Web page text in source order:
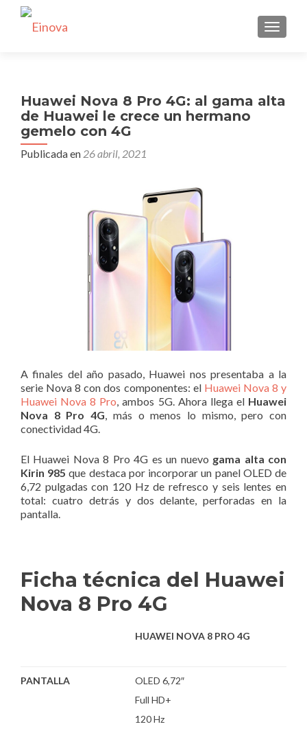
Huawei Nova 8 Pro 4G: al gama alta
de Huawei le crece un hermano
gemelo con 4G
Publicada en 26 abril, 2021
A finales del año pasado, Huawei nos presentaba a la
serie Nova 8 con dos componentes: el Huawei Nova 8 y
Huawei Nova 8 Pro , ambos 5G. Ahora llega el Huawei
Nova 8 Pro 4G , más o menos lo mismo, pero con
conectividad 4G.
El Huawei Nova 8 Pro 4G es un nuevo gama alta con
Kirin 985 que destaca por incorporar un panel OLED de
6,72 pulgadas con 120 Hz de refresco y seis lentes en
total: cuatro detrás y dos delante, perforadas en la
pantalla.
Ficha técnica del Huawei
Nova 8 Pro 4G
HUAWEI NOVA 8 PRO 4G
PANTALLA
OLED 6,72″
Full HD+
120 Hz